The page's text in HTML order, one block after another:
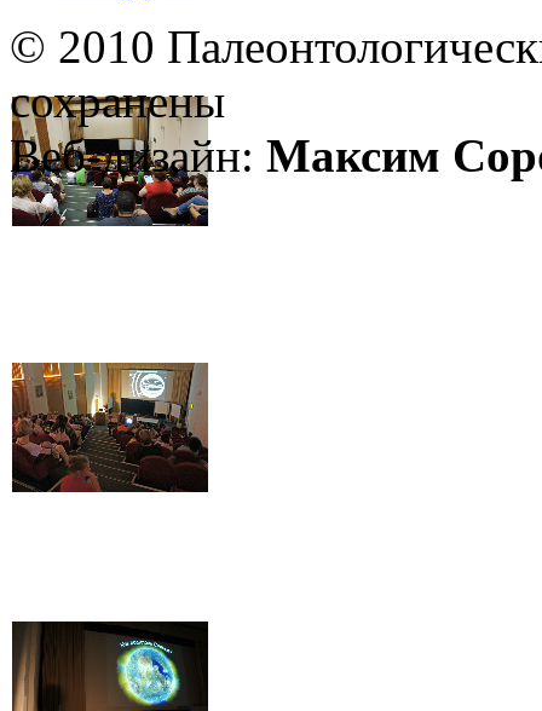
© 2010
сохранены
Веб-дизайн: Максим